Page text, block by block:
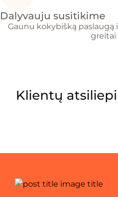
Dalyvauju susitikime
Gaunu kokybišką
greitai
Klientų